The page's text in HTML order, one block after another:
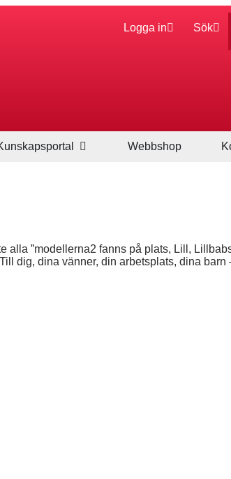
Logga in Sök
Webbshop
alla ”modellerna2 fanns på plats, Lill,
dig, dina vänner, din arbetsplats, dina barn